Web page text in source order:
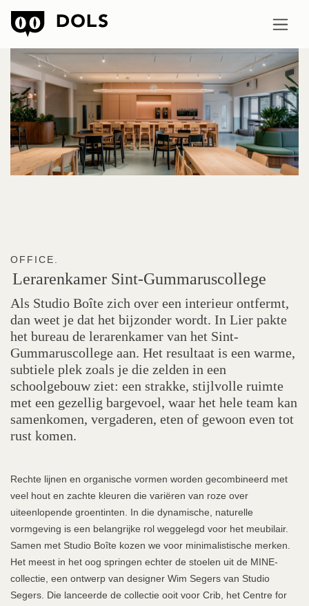
OFFICE.
Lerarenkamer Sint-Gummaruscollege
Als Studio Boîte zich over een interieur ontfermt,
dan weet je dat het bijzonder wordt. In Lier pakte
het bureau de lerarenkamer van het Sint-
Gummaruscollege aan. Het resultaat is een warme,
subtiele plek zoals je die zelden in een
schoolgebouw ziet: een strakke, stijlvolle ruimte
met een gezellig bargevoel, waar het hele team kan
samenkomen, vergaderen, eten of gewoon even tot
rust komen.
Rechte lijnen en organische vormen worden gecombineerd met
veel hout en zachte kleuren die variëren van roze over
uiteenlopende groentinten. In die dynamische, naturelle
vormgeving is een belangrijke rol weggelegd voor het meubilair.
Samen met Studio Boîte kozen we voor minimalistische merken.
Het meest in het oog springen echter de stoelen uit de MINE-
collectie, een ontwerp van designer Wim Segers van Studio
Segers. Die lanceerde de collectie ooit voor Crib, het Centre for